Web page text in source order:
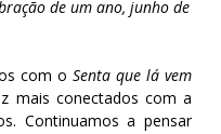
de um ano, junho de
com oSenta que lá vem
mais conectados com a
Continuamos a pensar